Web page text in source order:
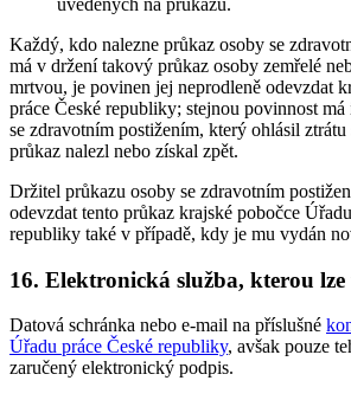
uvedených na průkazu.
Každý, kdo nalezne průkaz osoby se
má v držení takový průkaz osoby zemřelé
mrtvou, je povinen jej neprodleně odevzdat
práce České republiky; stejnou povinnost
se zdravotním postižením, který ohlásil
průkaz nalezl nebo získal zpět.
Držitel průkazu osoby se zdravotním
odevzdat tento průkaz krajské pobočce
republiky také v případě, kdy je mu vydán
16. Elektronická služba, kterou
Datová schránka nebo e-mail na příslušné
Úřadu práce České republiky, avšak pouze
zaručený elektronický podpis.